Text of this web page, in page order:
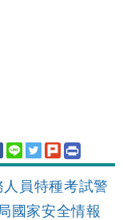
員特種考試警
國家安全情報